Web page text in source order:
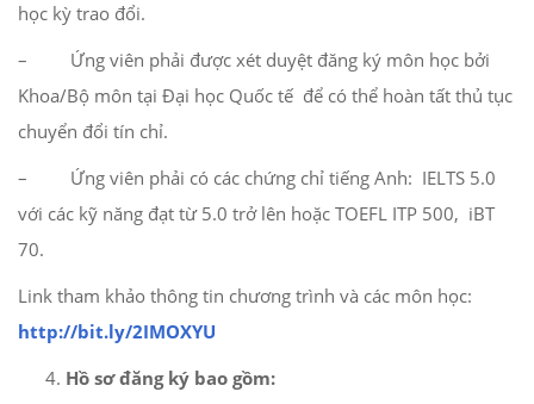
học kỳ trao đổi.
– Ứng viên phải được xét duyệt đăng ký môn học bởi
Khoa/Bộ môn tại Đại học Quốc tế để có thể hoàn tất thủ tục
chuyển đổi tín chỉ.
– Ứng viên phải có các chứng chỉ tiếng Anh: IELTS 5.0
với các kỹ năng đạt từ 5.0 trở lên hoặc TOEFL ITP 500, iBT
70.
Link tham khảo thông tin chương trình và các môn học:
http://bit.ly/2IMOXYU
Hồ sơ đăng ký bao gồm: